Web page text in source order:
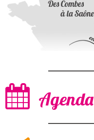
Agenda